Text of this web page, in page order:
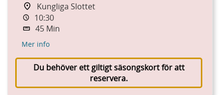
Kungliga Slottet
10:30
45 Min
Mer info
Du behöver ett giltigt säsongskort för att
reservera.